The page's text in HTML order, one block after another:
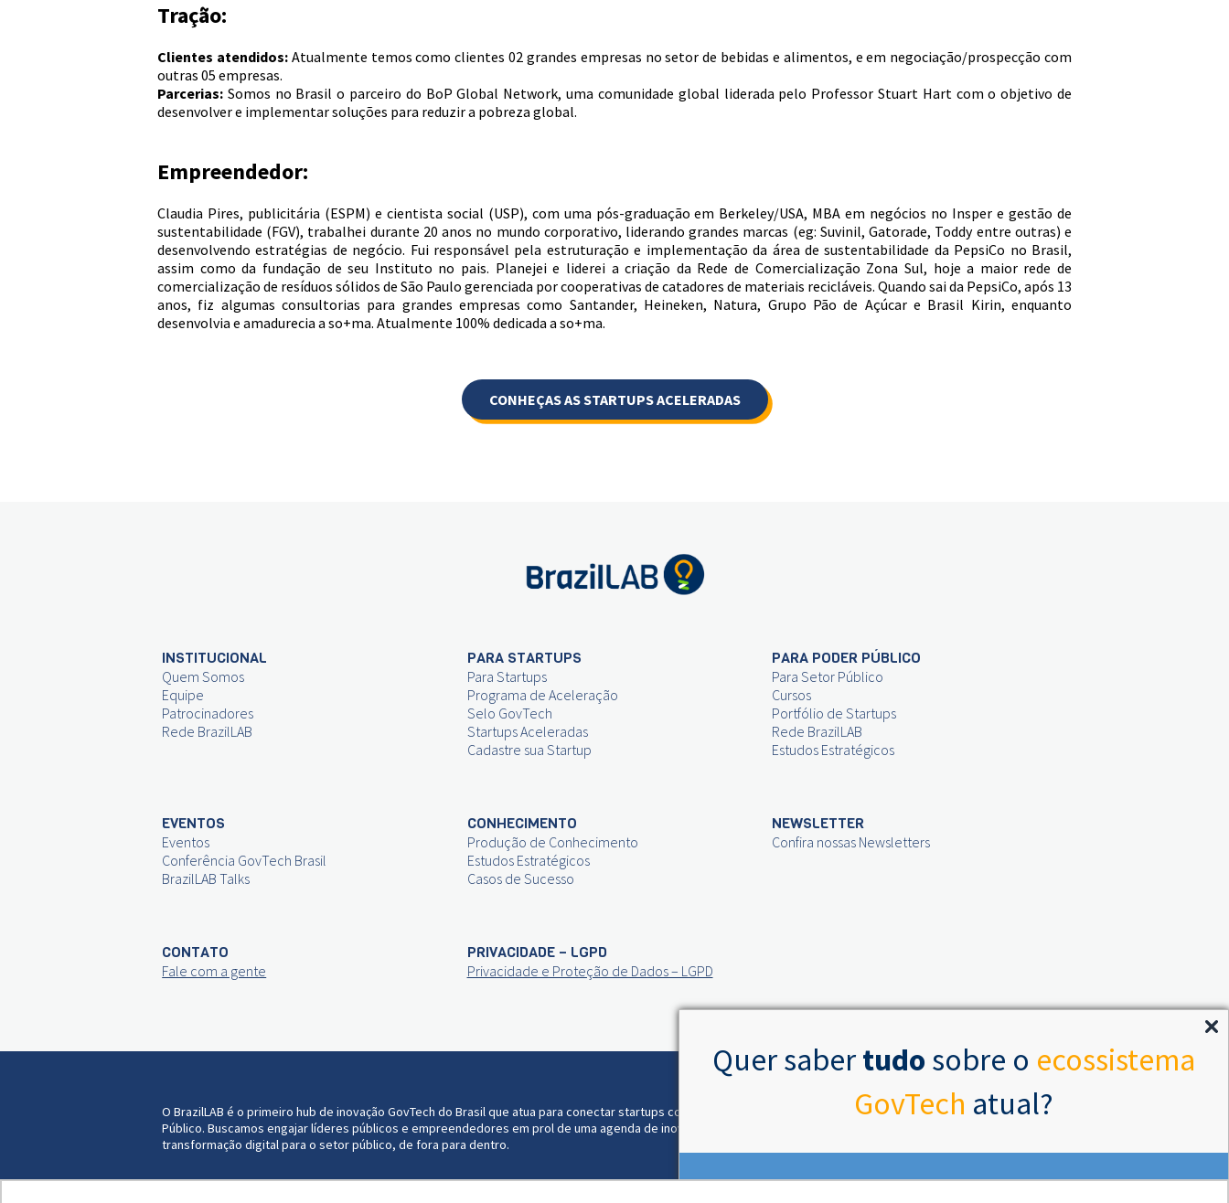
Quer sabertudo sobre o ecossistema
GovTech atual?
Tração:
Clientes atendidos:Atualmente temos como clientes 02 grandes empresas no setor de bebidas e alimentos, e em negociação/prospecção com
outras 05 empresas.
Parcerias: Somos no Brasil o parceiro do BoP Global Network, uma comunidade global liderada pelo Professor Stuart Hart com o objetivo de
desenvolver e implementar soluções para reduzir a pobreza global.
Empreendedor:
Claudia Pires, publicitária (ESPM) e cientista social (USP), com uma pós-graduação em Berkeley/USA, MBA em negócios no Insper e gestão de
sustentabilidade (FGV), trabalhei durante 20 anos no mundo corporativo, liderando grandes marcas (eg: Suvinil, Gatorade, Toddy entre outras) e
desenvolvendo estratégias de negócio. Fui responsável pela estruturação e implementação da área de sustentabilidade da PepsiCo no Brasil,
assim como da fundação de seu Instituto no pais. Planejei e liderei a criação da Rede de Comercialização Zona Sul, hoje a maior rede de
comercialização de resíduos sólidos de São Paulo gerenciada por cooperativas de catadores de materiais recicláveis. Quando sai da PepsiCo, após 13
anos, fiz algumas consultorias para grandes empresas como Santander, Heineken, Natura, Grupo Pão de Açúcar e Brasil Kirin, enquanto
desenvolvia e amadurecia a so+ma. Atualmente 100% dedicada a so+ma.
CONHEÇAS AS STARTUPS ACELERADAS
INSTITUCIONAL
Quem Somos
Equipe
Patrocinadores
Rede BrazilLAB
PARA STARTUPS
Para Startups
Programa de Aceleração
Selo GovTech
Startups Aceleradas
Cadastre sua Startup
PARA PODER PÚBLICO
Para Setor Público
Cursos
Portfólio de Startups
Rede BrazilLAB
Estudos Estratégicos
EVENTOS
Eventos
Conferência GovTech Brasil
BrazilLAB Talks
CONHECIMENTO
Produção de Conhecimento
Estudos Estratégicos
Casos de Sucesso
NEWSLETTER
Confira nossas Newsletters
CONTATO
Fale com a gente
PRIVACIDADE – LGPD
Privacidade e Proteção de Dados – LGPD
O BrazilLAB é o primeiro hub de inovação GovTech do Brasil que atua para conectar startups com o Poder
Público. Buscamos engajar líderes públicos e empreendedores em prol de uma agenda de inovação e
transformação digital para o setor público, de fora para dentro.
ACOMPANHE AS NOSSAS REDES SOCIAIS